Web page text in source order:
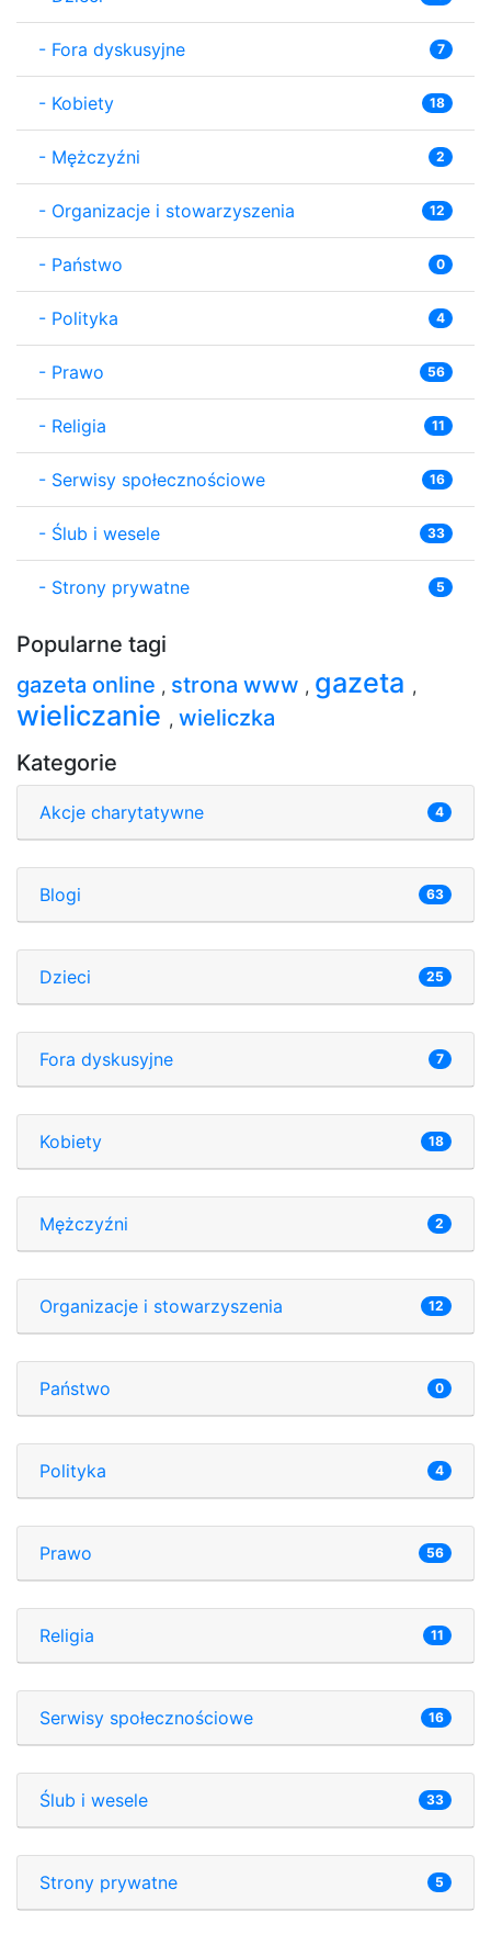
- Fora dyskusyjne 7
- Kobiety 18
- Mężczyźni 2
- Organizacje i stowarzyszenia 12
- Państwo 0
- Polityka 4
- Prawo 56
- Religia 11
- Serwisy społecznościowe 16
- Ślub i wesele 33
- Strony prywatne 5
Popularne tagi
gazeta online , strona www , gazeta ,
wieliczanie , wieliczka
Kategorie
Akcje charytatywne 4
Blogi 63
Dzieci 25
Fora dyskusyjne 7
Kobiety 18
Mężczyźni 2
Organizacje i stowarzyszenia 12
Państwo 0
Polityka 4
Prawo 56
Religia 11
Serwisy społecznościowe 16
Ślub i wesele 33
Strony prywatne 5